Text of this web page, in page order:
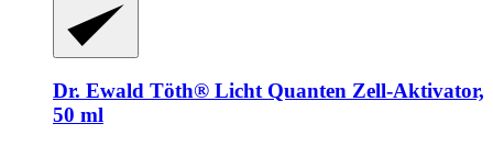
Dr. Ewald Töth® Licht Quanten Zell-​Aktivator,
50 ml